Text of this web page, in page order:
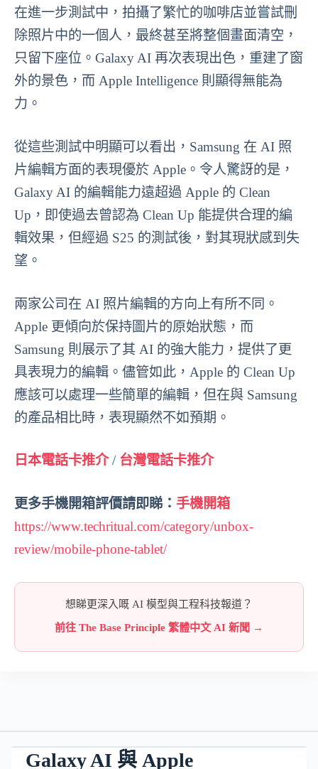
在進一步測試中，拍攝了繁忙的咖啡店並嘗試刪
除照片中的一個人，最終甚至將整個畫面清空，
只留下座位。Galaxy AI 再次表現出色，重建了窗
外的景色，而 Apple Intelligence 則顯得無能為
力。
從這些測試中明顯可以看出，Samsung 在 AI 照
片編輯方面的表現優於 Apple。令人驚訝的是，
Galaxy AI 的編輯能力遠超過 Apple 的 Clean
Up，即使過去曾認為 Clean Up 能提供合理的編
輯效果，但經過 S25 的測試後，對其現狀感到失
望。
兩家公司在 AI 照片編輯的方向上有所不同。
Apple 更傾向於保持圖片的原始狀態，而
Samsung 則展示了其 AI 的強大能力，提供了更
具表現力的編輯。儘管如此，Apple 的 Clean Up
應該可以處理一些簡單的編輯，但在與 Samsung
的產品相比時，表現顯然不如預期。
日本電話卡推介/ 台灣電話卡推介
更多手機開箱評價請即睇： 手機開箱
https://www.techritual.com/category/unbox-
review/mobile-phone-tablet/
想睇更深入嘅 AI 模型與工程科技報道？
前往 The Base Principle 繁體中文 AI 新聞 →
Galaxy AI 與 Apple